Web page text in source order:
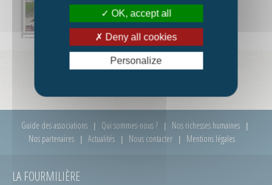
Retour
Guide des associations Qui sommes-nous ?
Nos richesses humaines
Nos partenaires
Actualités Nous contacter Mentions légales
LA FOURMILIÈRE
OK, accept all
Deny all cookies
Personalize